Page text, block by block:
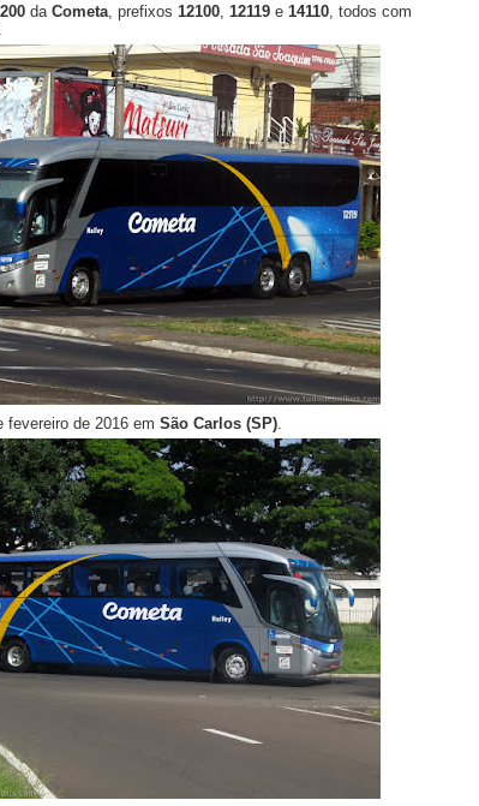
da Cometa , prefixos 12100 12119 e 14110 , todos com
fevereiro de 2016 em São Carlos (SP)